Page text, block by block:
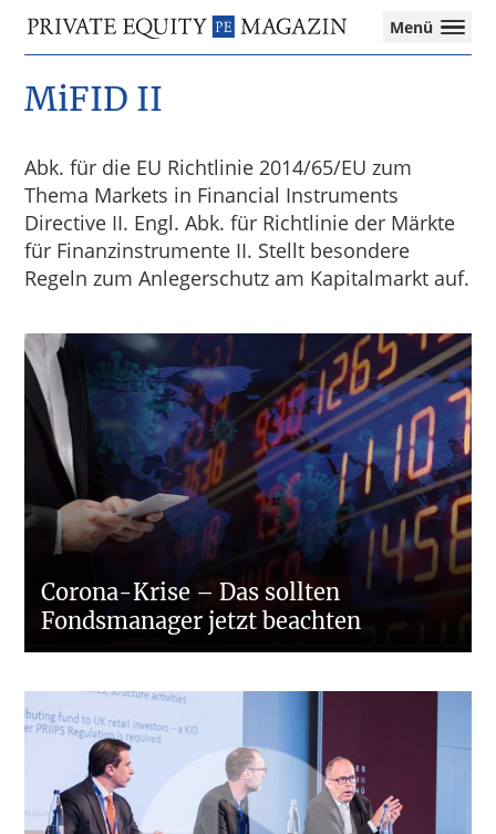
Hauptnavigation
springen
Inhalt
springen
Seitenspalte
springen
Private
Equity
Das
für
Equity-
Branche
–
Investment
Funds
I
Tax
Menü
MiFID II
Abk. für die EU Richtlinie 2014/65/EU zum
Thema Markets in Financial Instruments
Directive II. Engl. Abk. für Richtlinie der Märkte
für Finanzinstrumente II. Stellt besondere
Regeln zum Anlegerschutz am Kapitalmarkt auf.
Corona-Krise – Das sollten
Fondsmanager jetzt beachten